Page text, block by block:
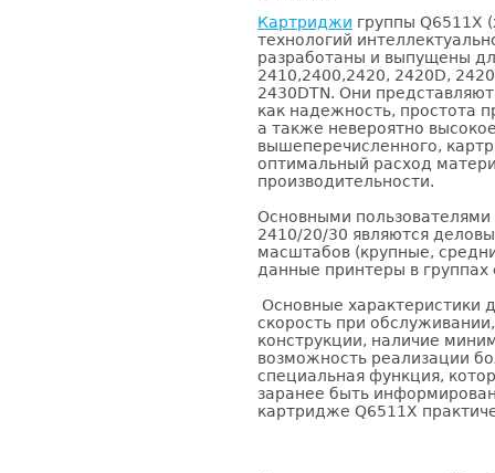
Картриджи группы Q6511X
технологий
разработаны и выпущены
2410,2400,2420, 2420D,
2430DTN. Они
как надежность, простота
а также невероятно
вышеперечисленного,
оптимальный расход
производительности.
Основными пользователями
2410/20/30 являются
масштабов (крупные,
данные принтеры в группах
Основные характеристики
скорость при
конструкции, наличие
возможность реализации
специальная функция,
заранее быть
картридже Q6511X